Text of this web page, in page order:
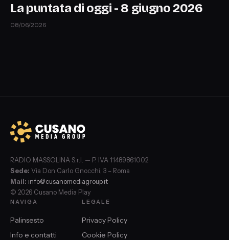
La puntata di oggi - 8 giugno 2026
08/06/2026
RADIO MASSOLINA S.r.l. — P. IVA 11489861002
Sede: Via Don Carlo Gnocchi, 3 – Roma
Mail: info@cusanomediagroup.it
© 2026 Cusano Media Play
NAVIGA
Palinsesto
Info e contatti
LEGALE
Privacy Policy
Cookie Policy